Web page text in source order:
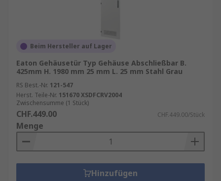
Beim Hersteller auf Lager
Eaton Gehäusetür Typ Gehäuse Abschließbar B.
425mm H. 1980 mm 25 mm L. 25 mm Stahl Grau
RS Best.-Nr. 121-547
Herst. Teile-Nr. 151670 XSDFCRV2004
Zwischensumme (1 Stück)
CHF.449.00 CHF.449.00/Stück
Menge
Hinzufügen